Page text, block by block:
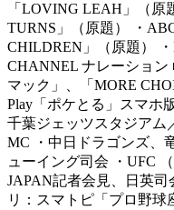
「LOVING LEAH」（原
TURNS」（原題） ・
CHILDREN」（原題）
CHANNEL ナレーション
マック」、「MORE
Play「ポケとる」スマホ
千葉ジェッツスタジアム
MC ・中日ドラゴンズ、
ューイング司会 ・UFC
JAPAN記者会見、日英
リ：スマトピ「プロ野球